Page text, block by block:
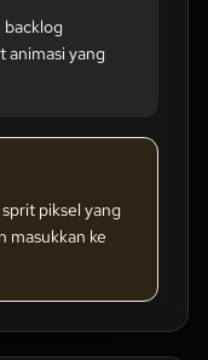
backlog
animasi yang
piksel yang
masukkan ke